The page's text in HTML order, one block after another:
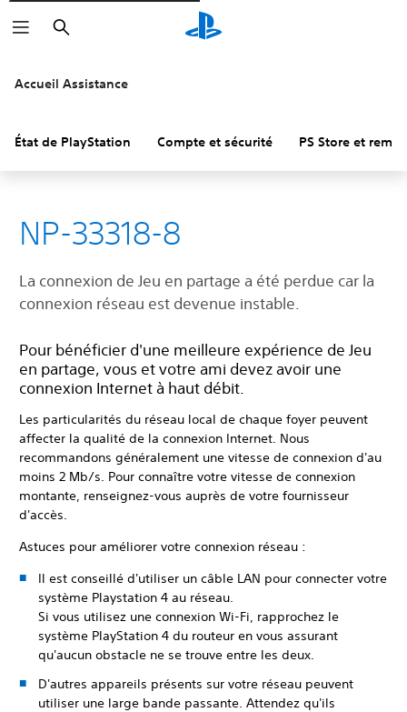
Rechercher
Accueil Assistance
État de PlayStation Compte et sécurité PS Store et
NP-33318-8
La connexion de Jeu en partage a été perdue car la
connexion réseau est devenue instable.
Pour bénéficier d'une meilleure expérience de Jeu
en partage, vous et votre ami devez avoir une
connexion Internet à haut débit.
Les particularités du réseau local de chaque foyer peuvent
affecter la qualité de la connexion Internet. Nous
recommandons généralement une vitesse de connexion d'au
moins 2 Mb/s. Pour connaître votre vitesse de connexion
montante, renseignez-vous auprès de votre fournisseur
d'accès.
Astuces pour améliorer votre connexion réseau :
Il est conseillé d'utiliser un câble LAN pour connecter votre
système Playstation 4 au réseau.
Si vous utilisez une connexion Wi-Fi, rapprochez le
système PlayStation 4 du routeur en vous assurant
qu'aucun obstacle ne se trouve entre les deux.
D'autres appareils présents sur votre réseau peuvent
utiliser une large bande passante. Attendez qu'ils